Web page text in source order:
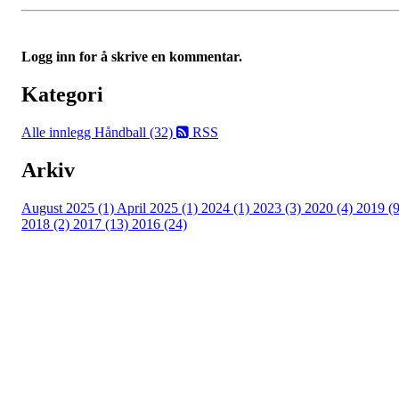
Logg inn for å skrive en kommentar.
Kategori
Alle innlegg Håndball (32) RSS
Arkiv
August 2025 (1) April 2025 (1) 2024 (1) 2023 (3) 2020 (4) 2019
2018 (2) 2017 (13) 2016 (24)